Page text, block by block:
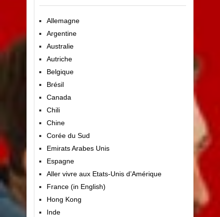
Allemagne
Argentine
Australie
Autriche
Belgique
Brésil
Canada
Chili
Chine
Corée du Sud
Emirats Arabes Unis
Espagne
Aller vivre aux Etats-Unis d’Amérique
France (in English)
Hong Kong
Inde